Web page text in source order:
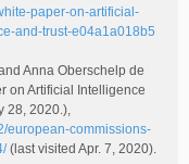
paper-on-artificial-
and-trust-e04a1a018b5
Anna Oberschelp de
on Artificial Intelligence
28, 2020.),
european-commissions-
(last visited Apr. 7, 2020).